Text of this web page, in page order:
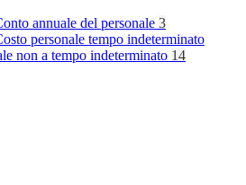
annuale del personale 3
personale tempo indeterminato
non a tempo indeterminato 14